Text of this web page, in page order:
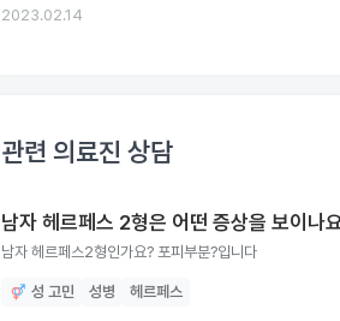
2023.02.14
관련 의료진 상담
남자 헤르페스 2형은 어떤 증상을 보이나
남자 헤르페스2형인가요? 포피부분?입니다
성 고민 성병 헤르페스